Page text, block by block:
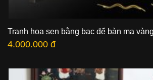
Tranh hoa sen bằng bạc để bàn mạ vàng
4.000.000 đ